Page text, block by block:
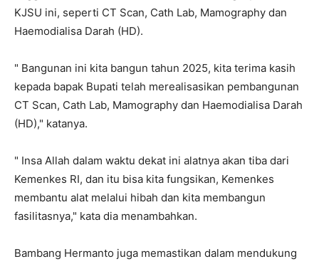
KJSU ini, seperti CT Scan, Cath Lab, Mamography dan
Haemodialisa Darah (HD).
" Bangunan ini kita bangun tahun 2025, kita terima kasih
kepada bapak Bupati telah merealisasikan pembangunan
CT Scan, Cath Lab, Mamography dan Haemodialisa Darah
(HD)," katanya.
" Insa Allah dalam waktu dekat ini alatnya akan tiba dari
Kemenkes RI, dan itu bisa kita fungsikan, Kemenkes
membantu alat melalui hibah dan kita membangun
fasilitasnya," kata dia menambahkan.
Bambang Hermanto juga memastikan dalam mendukung